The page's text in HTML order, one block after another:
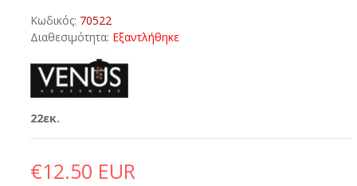
Κωδικός: 70522
Διαθεσιμότητα: Εξαντλήθηκε
22εκ.
€12.50 EUR